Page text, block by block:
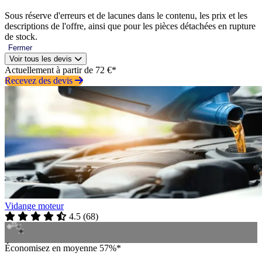
Sous réserve d'erreurs et de lacunes dans le contenu, les prix et les
descriptions de l'offre, ainsi que pour les pièces détachées en rupture
de stock.
Fermer
Voir tous les devis
Actuellement à partir de 72 €*
Recevez des devis
Vidange moteur
4.5 (68)
Économisez en moyenne 57%*